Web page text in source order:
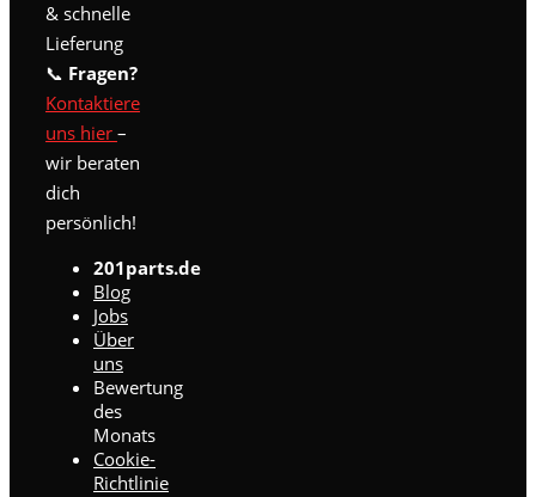
& schnelle
Lieferung
📞 Fragen?
Kontaktiere
uns hier –
wir beraten
dich
persönlich!
201parts.de
Blog
Jobs
Über
uns
Bewertung
des
Monats
Cookie-
Richtlinie